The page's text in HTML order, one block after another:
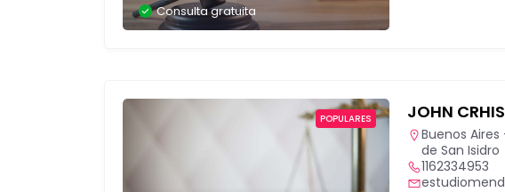
Consulta gratuita
POPULARES JOHN
Buenos Aires
de San Isidro
1162334953